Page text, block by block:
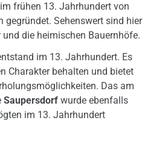
frühen 13. Jahrhundert von
gegründet. Sehenswert sind hier
die heimischen Bauernhöfe.
im 13. Jahrhundert. Es
Charakter behalten und bietet
Das am
Saupersdorf wurde ebenfalls
im 13. Jahrhundert